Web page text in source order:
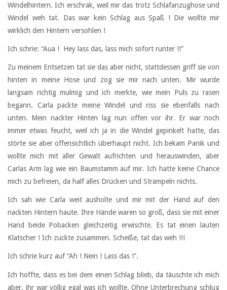
Windelhintern. Ich erschrak, weil mir das trotz Schlafanzughose und
Windel weh tat. Das war kein Schlag aus Spaß ! Die wollte mir
wirklich den Hintern versohlen !
Ich schrie: “Aua ! Hey lass das, lass mich sofort runter !!”
Zu meinem Entsetzen tat sie das aber nicht, stattdessen griff sie von
hinten in meine Hose und zog sie mir nach unten. Mir wurde
langsam richtig mulmig und ich merkte, wie mein Puls zu rasen
begann. Carla packte meine Windel und riss sie ebenfalls nach
unten. Mein nackter Hinten lag nun offen vor ihr. Er war noch
immer etwas feucht, weil ich ja in die Windel gepinkelt hatte, das
störte sie aber offensichtlich überhaupt nicht. Ich bekam Panik und
wollte mich mit aller Gewalt aufrichten und herauswinden, aber
Carlas Arm lag wie ein Baumstamm auf mir. Ich hatte keine Chance
mich zu befreien, da half alles Drücken und Strampeln nichts.
Ich sah wie Carla weit ausholte und mir mit der Hand auf den
nackten Hintern haute. Ihre Hände waren so groß, dass sie mit einer
Hand beide Pobacken gleichzeitig erwischte. Es tat einen lauten
Klatscher ! Ich zuckte zusammen. Scheiße, tat das weh !!!
Ich schrie kurz auf “Ah ! Nein ! Lass das !”.
Ich hoffte, dass es bei dem einen Schlag blieb, da täuschte ich mich
aber, ihr war völlig egal was ich wollte. Ohne Unterbrechung schlug